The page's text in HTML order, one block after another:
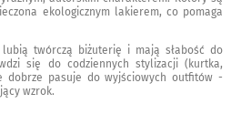
ekologicznym lakierem, co pomaga
twórczą biżuterię i mają słabość do
się do codziennych stylizacji (kurtka,
dobrze pasuje do wyjściowych outfitów -
wzrok.